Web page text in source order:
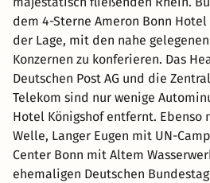
dem 4-Sterne Ameron Bonn
der Lage, mit den nahe
Konzernen zu konferieren. Das
Deutschen Post AG und die
Telekom sind nur wenige
Hotel Königshof entfernt. Ebenso
Welle, Langer Eugen mit UN-
Center Bonn mit Altem
ehemaligen Deutschen